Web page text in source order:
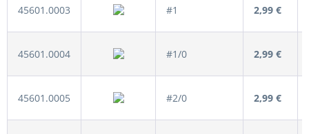
45601.0003 #1 2,99 €
45601.0004 #1/0 2,99 €
45601.0005 #2/0 2,99 €